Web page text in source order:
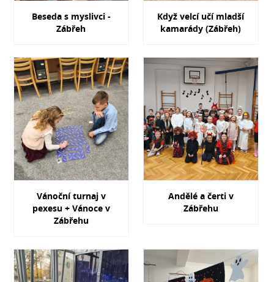
Beseda s myslivci -
Zábřeh
Když velcí učí mladší
kamarády (Zábřeh)
Vánoční turnaj v
pexesu + Vánoce v
Zábřehu
Andělé a čerti v
Zábřehu